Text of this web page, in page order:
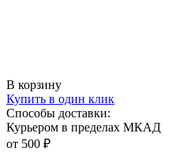
В корзину
Купить в один клик
Способы доставки:
Курьером в пределах МКАД
от 500 ₽